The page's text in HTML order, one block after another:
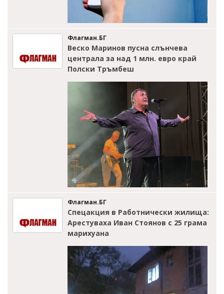
Флагман.БГ
Веско Маринов пусна слънчева
централа за над 1 млн. евро край
Полски Тръмбеш
Флагман.БГ
Спецакция в Работнически жилища:
Арестуваха Иван Стоянов с 25 грама
марихуана